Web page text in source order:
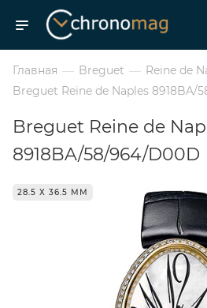
Главная — Breguet — Reine de
Breguet Reine de Naples 8918BA/
Breguet Reine de
8918BA/58/964/D00D
28.5 Х 36.5 ММ